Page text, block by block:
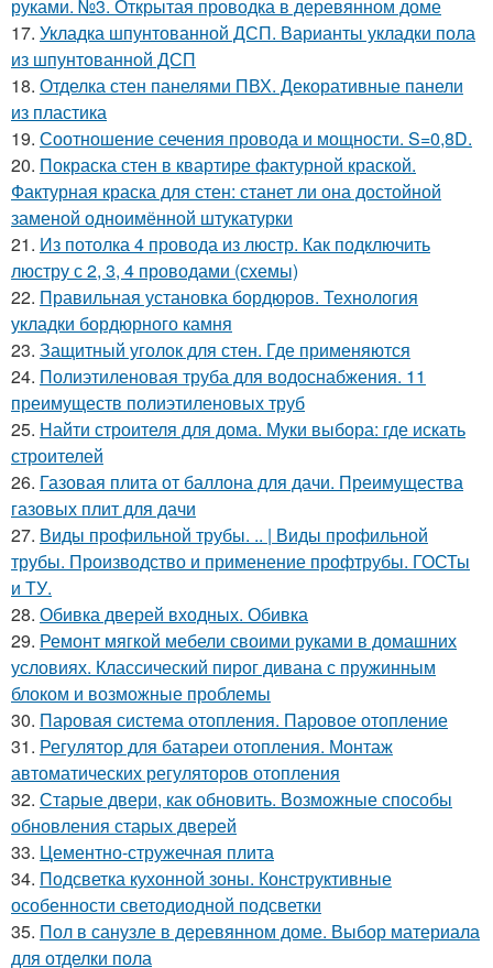
руками. №3. Открытая проводка в деревянном доме
17. Укладка шпунтованной ДСП. Варианты укладки пола
из шпунтованной ДСП
18. Отделка стен панелями ПВХ. Декоративные панели
из пластика
19. Соотношение сечения провода и мощности. S=0,8D.
20. Покраска стен в квартире фактурной краской.
Фактурная краска для стен: станет ли она достойной
заменой одноимённой штукатурки
21. Из потолка 4 провода из люстр. Как подключить
люстру с 2, 3, 4 проводами (схемы)
22. Правильная установка бордюров. Технология
укладки бордюрного камня
23. Защитный уголок для стен. Где применяются
24. Полиэтиленовая труба для водоснабжения. 11
преимуществ полиэтиленовых труб
25. Найти строителя для дома. Муки выбора: где искать
строителей
26. Газовая плита от баллона для дачи. Преимущества
газовых плит для дачи
27. Виды профильной трубы. .. | Виды профильной
трубы. Производство и применение профтрубы. ГОСТы
и ТУ.
28. Обивка дверей входных. Обивка
29. Ремонт мягкой мебели своими руками в домашних
условиях. Классический пирог дивана с пружинным
блоком и возможные проблемы
30. Паровая система отопления. Паровое отопление
31. Регулятор для батареи отопления. Монтаж
автоматических регуляторов отопления
32. Старые двери, как обновить. Возможные способы
обновления старых дверей
33. Цементно-стружечная плита
34. Подсветка кухонной зоны. Конструктивные
особенности светодиодной подсветки
35. Пол в санузле в деревянном доме. Выбор материала
для отделки пола